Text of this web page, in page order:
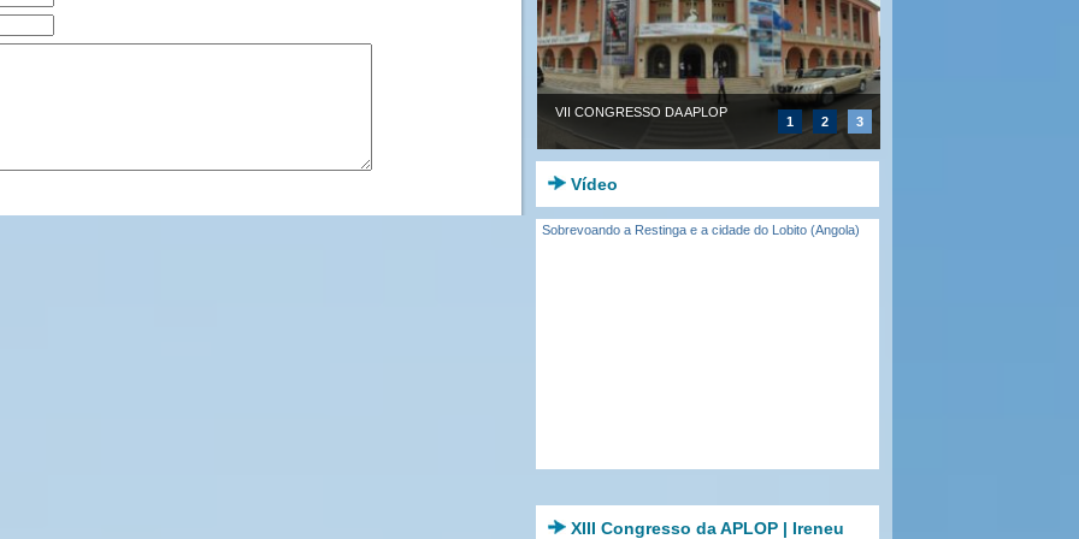
VII CONGRESSO DA APLOP
1 2 3
Vídeo
Sobrevoando a Restinga e a cidade do Lobito (Angola)
XIII Congresso da APLOP | Ireneu